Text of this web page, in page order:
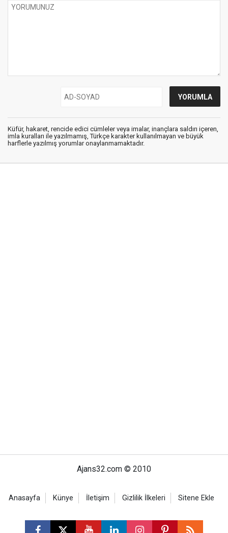
Küfür, hakaret, rencide edici cümleler veya imalar, inançlara saldırı içeren,
imla kuralları ile yazılmamış, Türkçe karakter kullanılmayan ve büyük
harflerle yazılmış yorumlar onaylanmamaktadır.
Ajans32.com © 2010
Anasayfa Künye İletişim Gizlilik İlkeleri Sitene Ekle